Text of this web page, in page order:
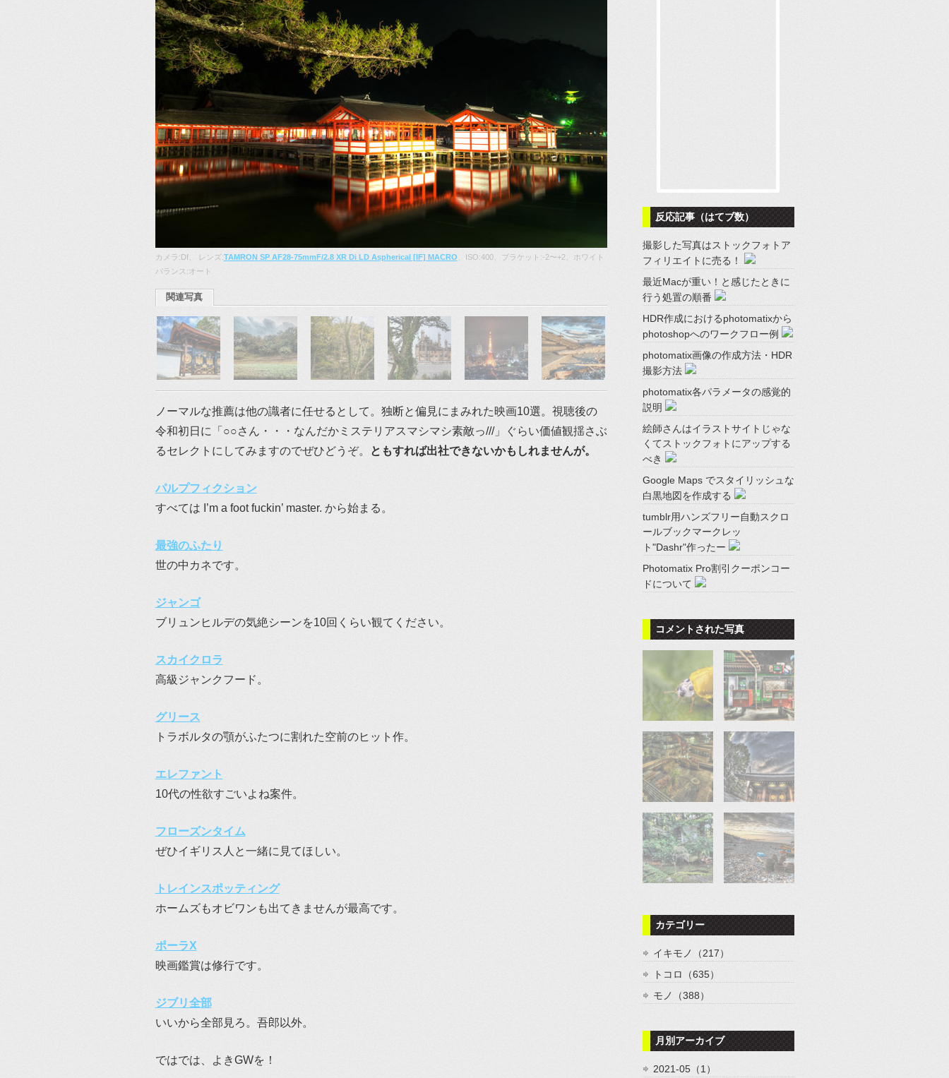
カメラ:Df、 レンズ:TAMRON SP AF28-75mmF/2.8 XR Di LD Aspherical [IF] MACRO 、ISO:400、ブラケット:-2〜+2、ホワイト
バランス:オート
関連写真
ノーマルな推薦は他の識者に任せるとして。独断と偏見にまみれた映画10選。視聴後の
令和初日に「○○さん・・・なんだかミステリアスマシマシ素敵っ///」ぐらい価値観揺さぶ
るセレクトにしてみますのでぜひどうぞ。
ともすれば出社できないかもしれませんが。
パルプフィクション
すべては I’m a foot fuckin’ master. から始まる。
最強のふたり
世の中カネです。
ジャンゴ
ブリュンヒルデの気絶シーンを10回くらい観てください。
スカイクロラ
高級ジャンクフード。
グリース
トラボルタの顎がふたつに割れた空前のヒット作。
エレファント
10代の性欲すごいよね案件。
フローズンタイム
ぜひイギリス人と一緒に見てほしい。
トレインスポッティング
ホームズもオビワンも出てきませんが最高です。
ポーラX
映画鑑賞は修行です。
ジブリ全部
いいから全部見ろ。吾郎以外。
ではでは、よきGWを！
反応記事（はてブ数）
撮影した写真はストックフォトア
フィリエイトに売る！
最近Macが重い！と感じたときに
行う処置の順番
HDR作成におけるphotomatixから
photoshopへのワークフロー例
photomatix画像の作成方法・HDR
撮影方法
photomatix各パラメータの感覚的
説明
絵師さんはイラストサイトじゃな
くてストックフォトにアップする
べき
Google Maps でスタイリッシュな
白黒地図を作成する
tumblr用ハンズフリー自動スクロ
ールブックマークレッ
ト"Dashr"作ったー
Photomatix Pro割引クーポンコー
ドについて
コメントされた写真
カテゴリー
イキモノ（217）
トコロ（635）
モノ（388）
月別アーカイブ
2021-05（1）